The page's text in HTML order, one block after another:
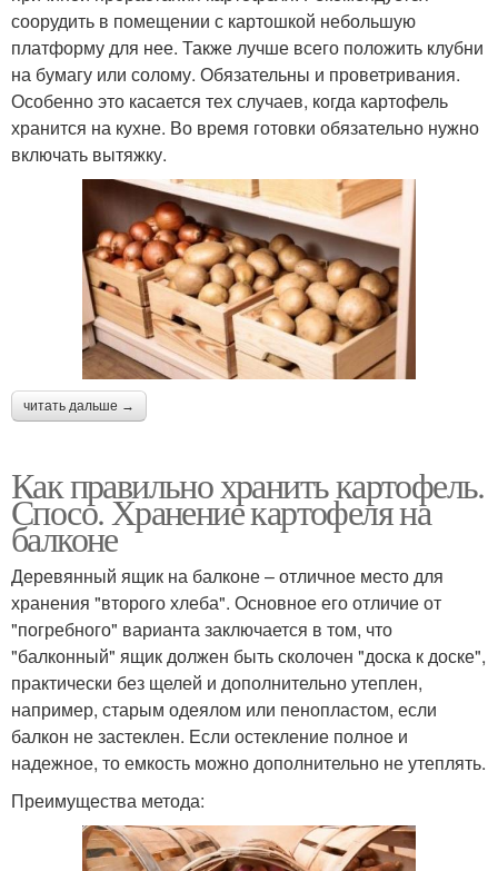
соорудить в помещении с картошкой небольшую
платформу для нее. Также лучше всего положить клубни
на бумагу или солому. Обязательны и проветривания.
Особенно это касается тех случаев, когда картофель
хранится на кухне. Во время готовки обязательно нужно
включать вытяжку.
читать дальше →
Как правильно хранить картофель.
Спосо. Хранение картофеля на
балконе
Деревянный ящик на балконе – отличное место для
хранения "второго хлеба". Основное его отличие от
"погребного" варианта заключается в том, что
"балконный" ящик должен быть сколочен "доска к доске",
практически без щелей и дополнительно утеплен,
например, старым одеялом или пенопластом, если
балкон не застеклен. Если остекление полное и
надежное, то емкость можно дополнительно не утеплять.
Преимущества метода: